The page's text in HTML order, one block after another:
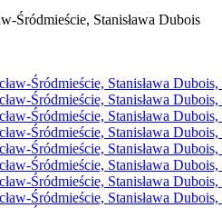
Śródmieście, Stanisława Dubois